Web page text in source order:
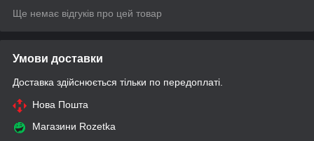
Ще немає відгуків про цей товар
Умови доставки
Доставка здійснюється тільки по передоплаті.
Нова Пошта
Магазини Rozetka